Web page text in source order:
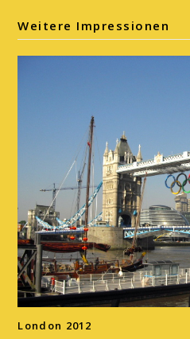
Weitere Impressionen
London 2012